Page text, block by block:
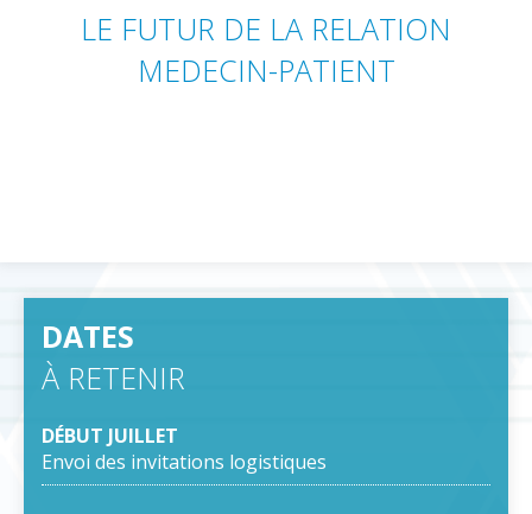
LE FUTUR DE LA RELATION
MEDECIN-PATIENT
DATES
À RETENIR
DÉBUT JUILLET
Envoi des invitations logistiques